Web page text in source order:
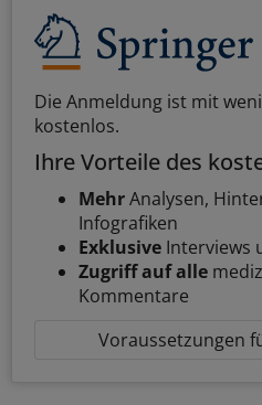
Die Anmeldung ist mit
kostenlos.
Ihre Vorteile des
MehrAnalysen,
Infografiken
Exklusive Interviews
Zugriff auf alle
Kommentare
Voraussetzungen